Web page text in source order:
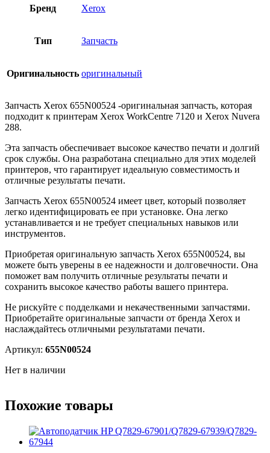
Бренд Xerox
Тип Запчасть
Оригинальность оригинальный
Запчасть Xerox 655N00524 -оригинальная запчасть, которая
подходит к принтерам Xerox WorkCentre 7120 и Xerox Nuvera
288.
Эта запчасть обеспечивает высокое качество печати и долгий
срок службы. Она разработана специально для этих моделей
принтеров, что гарантирует идеальную совместимость и
отличные результаты печати.
Запчасть Xerox 655N00524 имеет цвет, который позволяет
легко идентифицировать ее при установке. Она легко
устанавливается и не требует специальных навыков или
инструментов.
Приобретая оригинальную запчасть Xerox 655N00524, вы
можете быть уверены в ее надежности и долговечности. Она
поможет вам получить отличные результаты печати и
сохранить высокое качество работы вашего принтера.
Не рискуйте с подделками и некачественными запчастями.
Приобретайте оригинальные запчасти от бренда Xerox и
наслаждайтесь отличными результатами печати.
Артикул: 655N00524
Нет в наличии
Похожие товары